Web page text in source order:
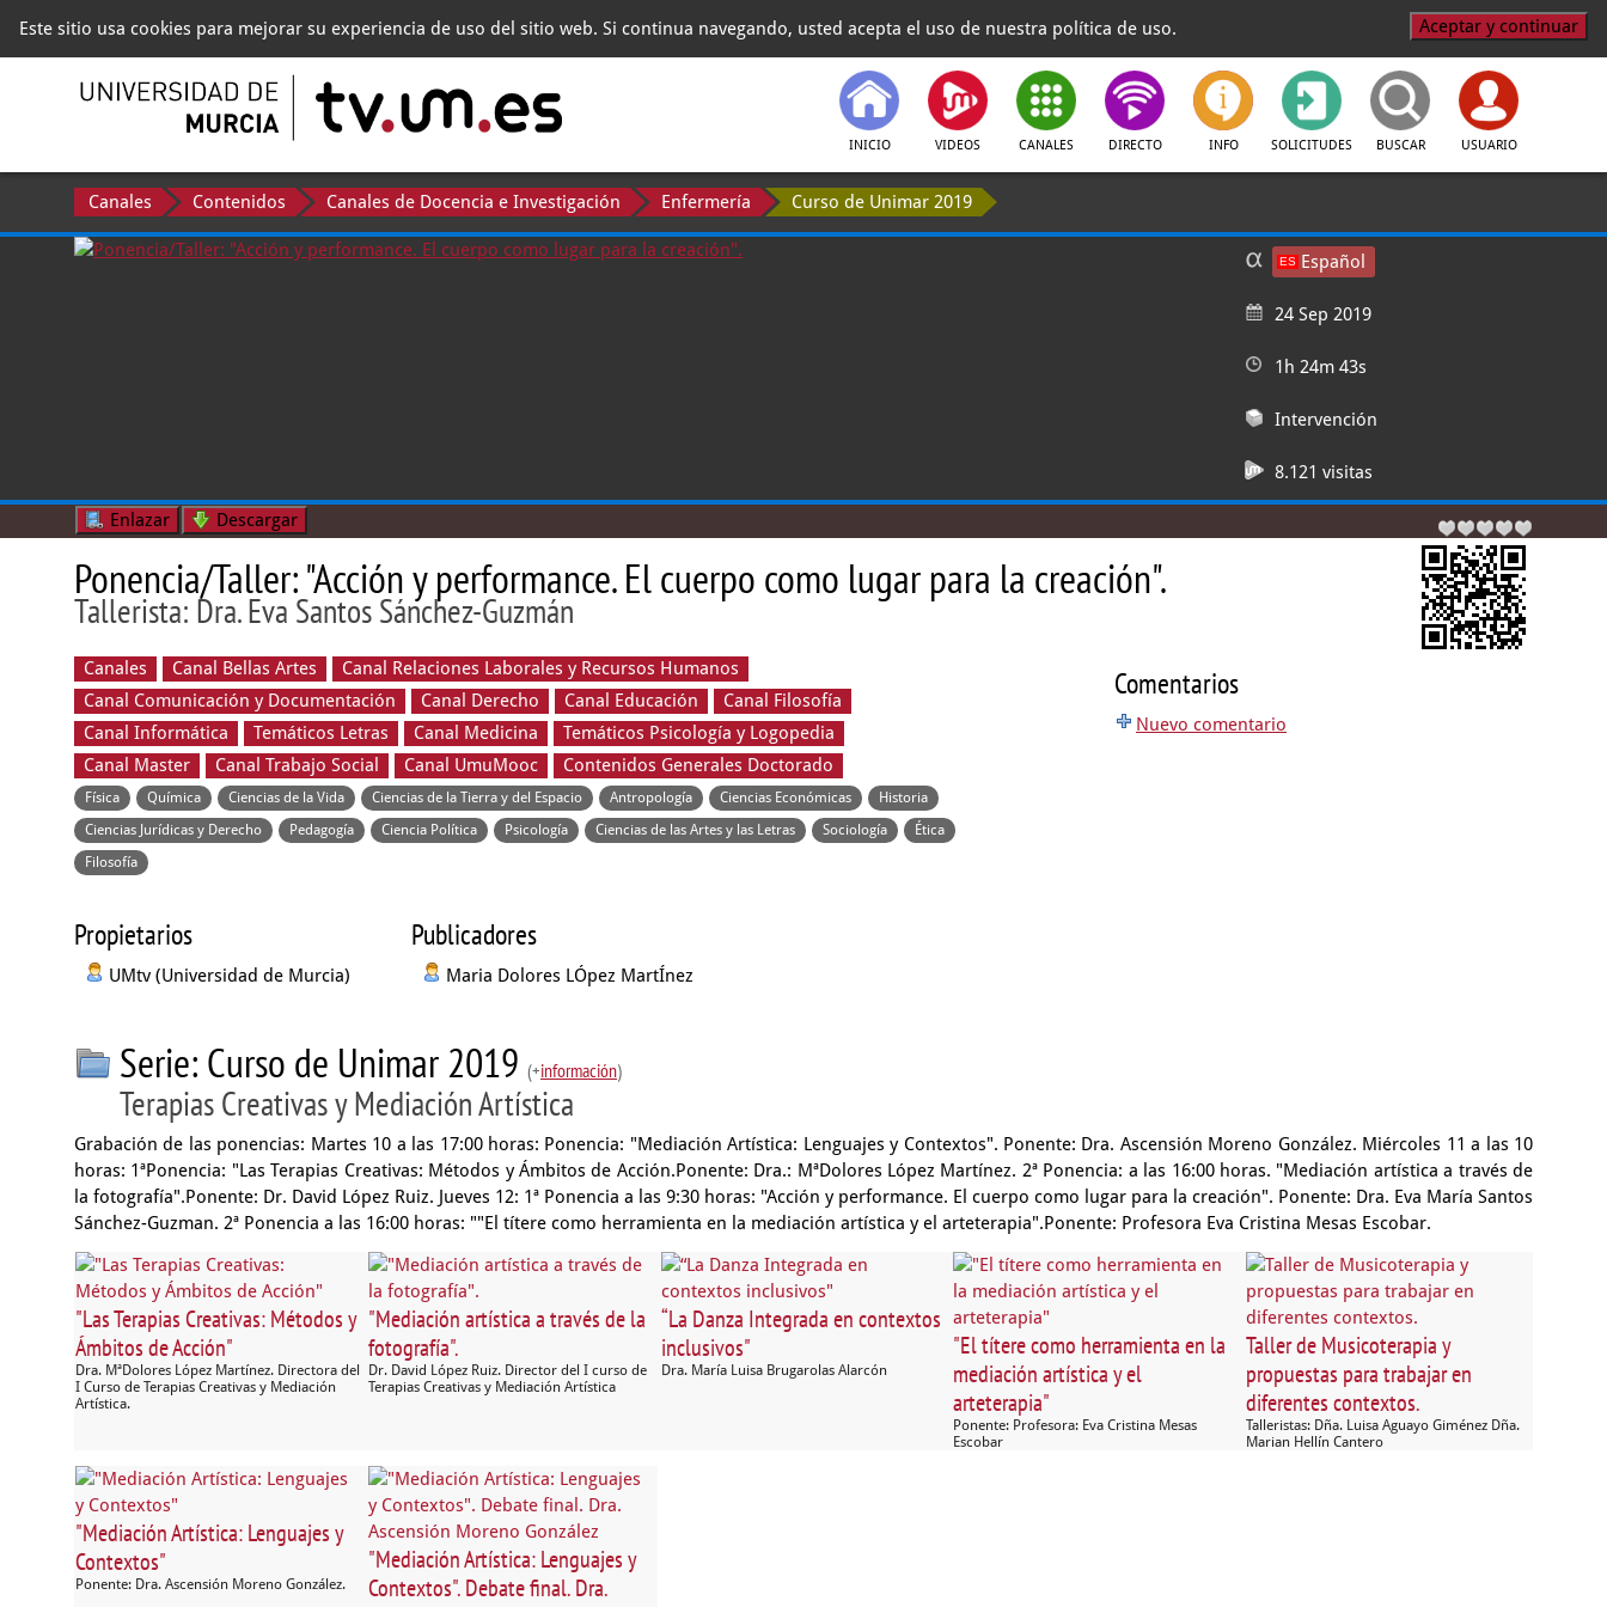
Este sitio usa cookies para mejorar su experiencia de uso del sitio web. Si continua navegando, usted acepta el uso de nuestra política de uso. Aceptar y continuar
INICIO VIDEOS CANALES DIRECTO INFO SOLICITUDES BUSCAR USUARIO
Canales Contenidos Canales de Docencia e Investigación Enfermería Curso de Unimar 2019
Español
24 Sep 2019
1h 24m 43s
Intervención
8.121 visitas
Enlazar Descargar
Ponencia/Taller: "Acción y performance. El cuerpo como lugar para la creación".
Tallerista: Dra. Eva Santos Sánchez-Guzmán
Canales Canal Bellas Artes
Canal Relaciones Laborales y Recursos Humanos
Canal Comunicación y Documentación
Canal Derecho Canal Educación
Canal Filosofía
Canal Informática
Temáticos Letras Canal Medicina
Temáticos Psicología y Logopedia
Canal Master
Canal Trabajo Social Canal UmuMooc Contenidos Generales Doctorado
Física Química Ciencias de la Vida Ciencias de la Tierra y del Espacio Antropología Ciencias Económicas
Historia
Ciencias Jurídicas y Derecho
Pedagogía Ciencia Política Psicología Ciencias de las Artes y las Letras Sociología
Ética
Filosofía
Propietarios
UMtv (Universidad de Murcia)
Publicadores
Maria Dolores LÓpez MartÍnez
Comentarios
Nuevo comentario
Serie: Curso de Unimar 2019 (+información)
Terapias Creativas y Mediación Artística
Grabación de las ponencias: Martes 10 a las 17:00 horas: Ponencia: "Mediación Artística: Lenguajes y Contextos". Ponente: Dra. Ascensión Moreno González. Miércoles 11 a las 10
horas: 1ªPonencia: "Las Terapias Creativas: Métodos y Ámbitos de Acción.Ponente: Dra.: MªDolores López Martínez. 2ª Ponencia: a las 16:00 horas. "Mediación artística a través de
la fotografía".Ponente: Dr. David López Ruiz. Jueves 12: 1ª Ponencia a las 9:30 horas: "Acción y performance. El cuerpo como lugar para la creación". Ponente: Dra. Eva María Santos
Sánchez-Guzman. 2ª Ponencia a las 16:00 horas: ""El títere como herramienta en la mediación artística y el arteterapia".Ponente: Profesora Eva Cristina Mesas Escobar.
"Las Terapias Creativas: Métodos y
Ámbitos de Acción"
Dra. MªDolores López Martínez. Directora del
I Curso de Terapias Creativas y Mediación
Artística.
"Mediación artística a través de la
fotografía".
Dr. David López Ruiz. Director del I curso de
Terapias Creativas y Mediación Artística
“La Danza Integrada en contextos
inclusivos"
Dra. María Luisa Brugarolas Alarcón
"El títere como herramienta en la
mediación artística y el
arteterapia"
Ponente: Profesora: Eva Cristina Mesas
Escobar
Taller de Musicoterapia y
propuestas para trabajar en
diferentes contextos.
Talleristas: Dña. Luisa Aguayo Giménez Dña.
Marian Hellín Cantero
"Mediación Artística: Lenguajes y
Contextos"
Ponente: Dra. Ascensión Moreno González.
"Mediación Artística: Lenguajes y
Contextos". Debate final. Dra.